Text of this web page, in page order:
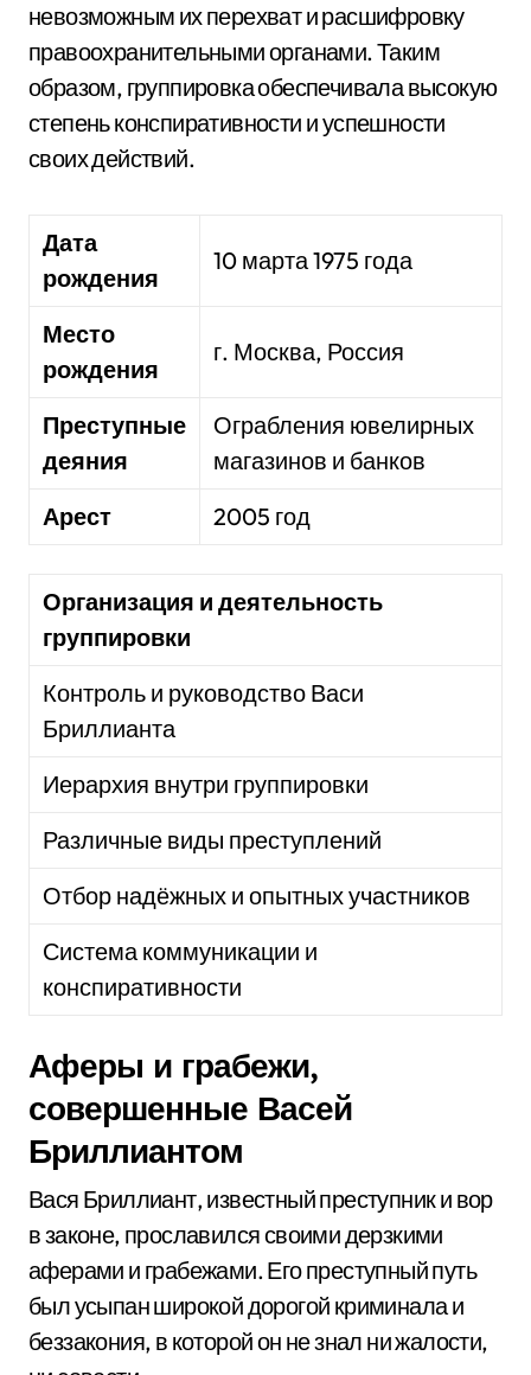
невозможным их перехват и расшифровку
правоохранительными органами. Таким
образом, группировка обеспечивала высокую
степень конспиративности и успешности
своих действий.
Дата
рождения
10 марта 1975 года
Место
рождения
г. Москва, Россия
Преступные
деяния
Ограбления ювелирных
магазинов и банков
Арест
2005 год
Организация и деятельность
группировки
Контроль и руководство Васи
Бриллианта
Иерархия внутри группировки
Различные виды преступлений
Отбор надёжных и опытных участников
Система коммуникации и
конспиративности
Аферы и грабежи,
совершенные Васей
Бриллиантом
Вася Бриллиант, известный преступник и вор
в законе, прославился своими дерзкими
аферами и грабежами. Его преступный путь
был усыпан широкой дорогой криминала и
беззакония, в которой он не знал ни жалости,